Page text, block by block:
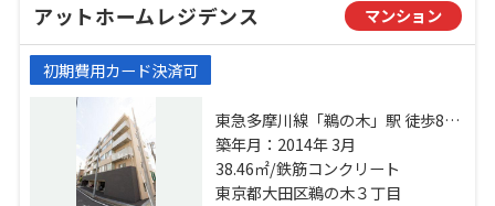
アットホームレジデンス マンション
初期費用カード決済可
東急多摩川線「鵜の木」駅 徒歩8分
東急多摩川線「沼部」駅 徒歩8分 東
急池上線「久が原」駅 徒歩12分
築年月：2014年 3月
38.46㎡/鉄筋コンクリート
東京都大田区鵜の木３丁目